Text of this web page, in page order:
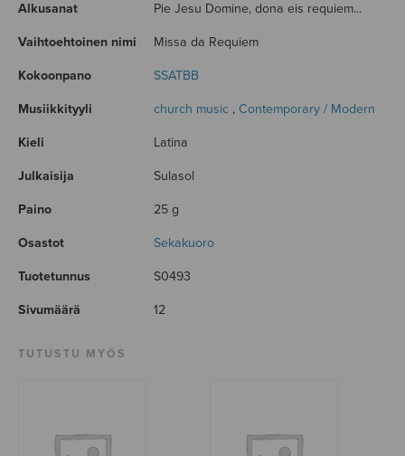
Alkusanat Pie Jesu Domine, dona eis requiem...
Vaihtoehtoinen nimi Missa da Requiem
Kokoonpano SSATBB
Musiikkityyli church music , Contemporary / Modern
Kieli Latina
Julkaisija Sulasol
Paino 25 g
Osastot Sekakuoro
Tuotetunnus S0493
Sivumäärä 12
TUTUSTU MYÖS